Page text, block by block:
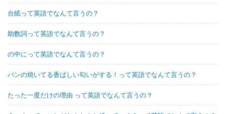
台紙って英語でなんて言うの？
助数詞って英語でなんて言うの？
の中にって英語でなんて言うの？
パンの焼いてる香ばしい匂いがする！って英語でなんて言うの？
たった一度だけの理由 って英語でなんて言うの？